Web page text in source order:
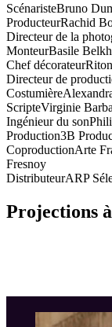
ScénaristeBruno
ProducteurRachid
Directeur de la
MonteurBasile
Chef décorateur
Directeur de
Costumière
ScripteVirginie
Ingénieur du son
Production3B
CoproductionArte
Fresnoy
DistributeurARP
Projections